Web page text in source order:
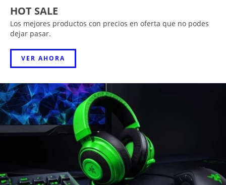
HOT SALE
Los mejores productos con precios en oferta que no podes
dejar pasar.
VER AHORA